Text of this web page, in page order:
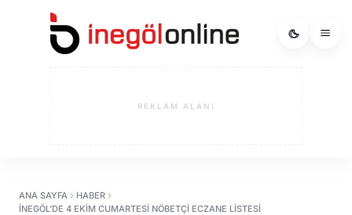
REKLAM ALANI
ANA SAYFA
HABER
İNEGÖL’DE 4 EKIM CUMARTESI NÖBETÇI ECZANE LISTESI